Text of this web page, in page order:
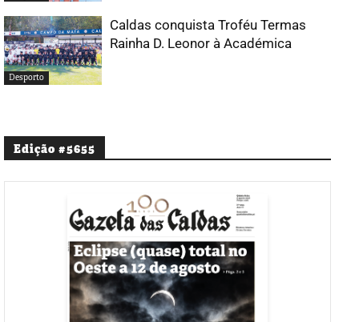
Desporto
Caldas conquista Troféu Termas
Rainha D. Leonor à Académica
Edição #5655